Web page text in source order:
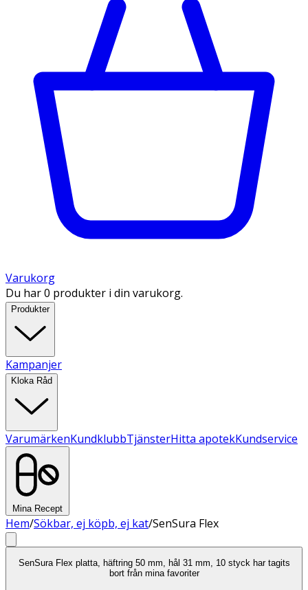
Varukorg
Du har 0 produkter i din varukorg.
Produkter
Kampanjer
Kloka Råd
VarumärkenKundklubbTjänsterHitta apotekKundservice
Mina Recept
Hem/Sökbar, ej köpb, ej kat/SenSura Flex
SenSura Flex platta, häftring 50 mm, hål 31 mm, 10 styck har tagits
bort från mina favoriter